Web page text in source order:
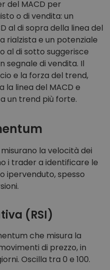
del MACD per
o di vendita: un
al di sopra della linea del
rialzista e un potenziale
al di sotto suggerisce
segnale di vendita. Il
e la forza del trend,
linea del MACD e
un trend più forte.
la velocità dei
i trader a identificare le
ipervenduto, spesso
(RSI)
che misura la
di prezzo, in
Oscilla tra 0 e 100.